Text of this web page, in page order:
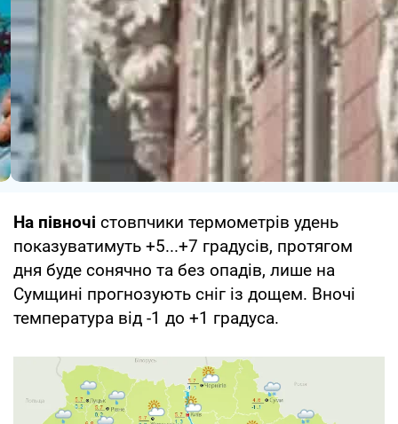
На півночі стовпчики термометрів удень
показуватимуть +5...+7 градусів, протягом
дня буде сонячно та без опадів, лише на
Сумщині прогнозують сніг із дощем. Вночі
температура від -1 до +1 градуса.